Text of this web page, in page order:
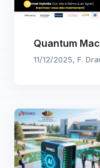
Quantum
11/12/2025, F.